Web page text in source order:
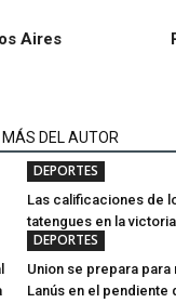
Aires
MÁS DEL AUTOR
DEPORTES
Las calificaciones de
tatengues en la
DEPORTES
Union se prepara para
Lanús en el pendiente